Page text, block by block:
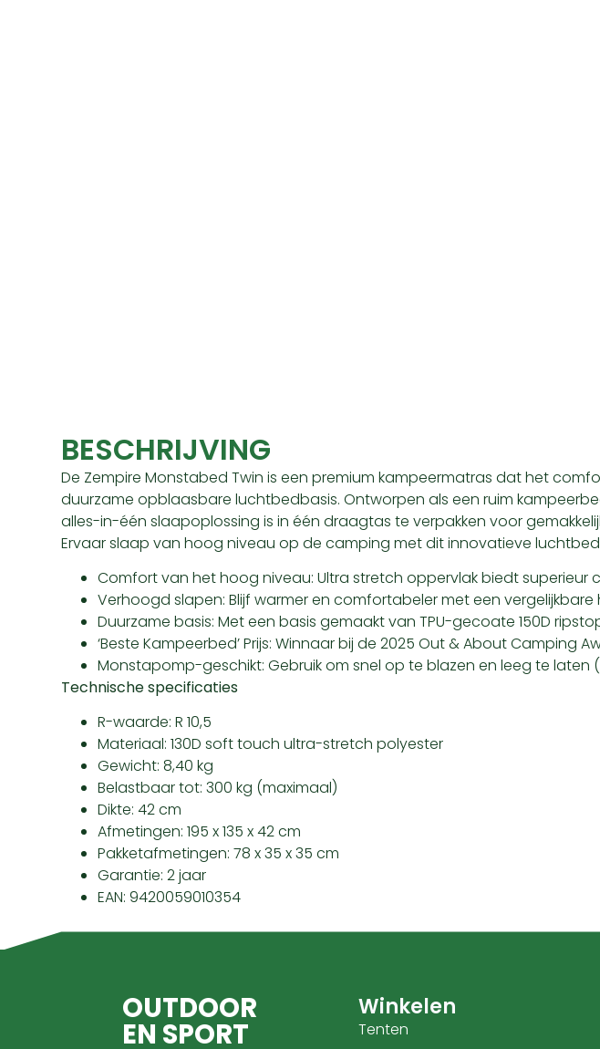
BESCHRIJVING
De Zempire Monstabed Twin is een premium kampeermatras dat het
duurzame opblaasbare luchtbedbasis. Ontworpen als een ruim
alles-in-één slaapoplossing is in één draagtas te verpakken voor
Ervaar slaap van hoog niveau op de camping met dit innovatieve
Comfort van het hoog niveau: Ultra stretch oppervlak biedt superieur
Verhoogd slapen: Blijf warmer en comfortabeler met een
Duurzame basis: Met een basis gemaakt van TPU-gecoate 150D
‘Beste Kampeerbed’ Prijs: Winnaar bij de 2025 Out & About Camping
Monstapomp-geschikt: Gebruik om snel op te blazen en leeg te
Technische specificaties
R-waarde: R 10,5
Materiaal: 130D soft touch ultra-stretch polyester
Gewicht: 8,40 kg
Belastbaar tot: 300 kg (maximaal)
Dikte: 42 cm
Afmetingen: 195 x 135 x 42 cm
Pakketafmetingen: 78 x 35 x 35 cm
Garantie: 2 jaar
EAN: 9420059010354
OUTDOOR
EN SPORT
Winkelen
Tenten